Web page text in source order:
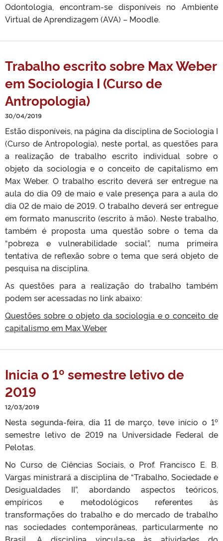
Odontologia, encontram-se disponíveis no Ambiente
Virtual de Aprendizagem (AVA) – Moodle.
Trabalho escrito sobre Max Weber
em Sociologia I (Curso de
Antropologia)
30/04/2019
Estão disponíveis, na página da disciplina de Sociologia I
(Curso de Antropologia), neste portal, as questões para
a realização de trabalho escrito individual sobre o
objeto da sociologia e o conceito de capitalismo em
Max Weber. O trabalho escrito deverá ser entregue na
aula do dia 09 de maio e vale presença para a aula do
dia 02 de maio de 2019. O trabalho deverá ser entregue
em formato manuscrito (escrito à mão). Neste trabalho,
também é proposta uma questão sobre o tema da
“pobreza e vulnerabilidade social”, numa primeira
tentativa de reflexão sobre o tema que será objeto de
pesquisa na disciplina.
As questões para a realização do trabalho também
podem ser acessadas no link abaixo:
Questões sobre o objeto da sociologia e o conceito de
capitalismo em Max Weber
Inicia o 1º semestre letivo de
2019
12/03/2019
Nesta segunda-feira, dia 11 de março, teve início o 1º
semestre letivo de 2019 na Universidade Federal de
Pelotas.
No Curso de Ciências Sociais, o Prof. Francisco E. B.
Vargas ministrará a disciplina de “Trabalho, Sociedade e
Desigualdades II”, abordando aspectos teóricos,
empíricos e metodológicos referentes às
transformações do trabalho e do mercado de trabalho
nas sociedades contemporâneas, particularmente no